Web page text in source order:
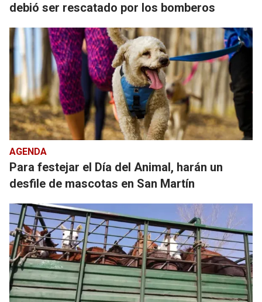
debió ser rescatado por los bomberos
AGENDA
Para festejar el Día del Animal, harán un
desfile de mascotas en San Martín